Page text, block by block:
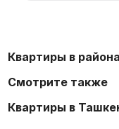
Квартиры в
Смотрите также
Квартиры в